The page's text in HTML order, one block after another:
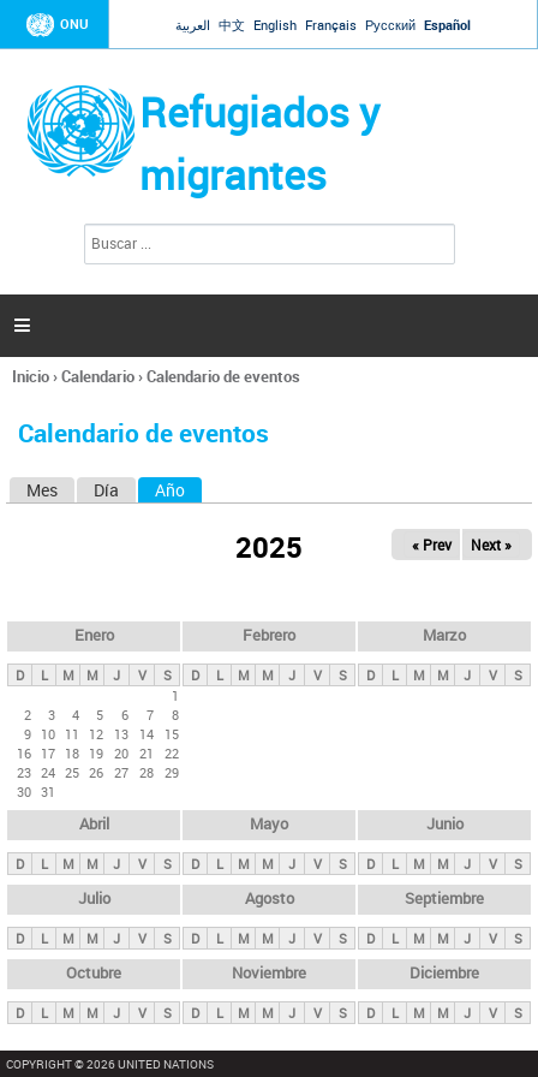
Jump to navigation
ONU العربية 中文 English Français Русский Español
Refugiados y
migrantes
l
d
s

Se
usted
Inicio›Calendario›Calendario de eventos
Calendario de eventos
s
p
n
c
i
p
l
e
s
Mes Día Año
2025 « Prev Next »
Enero
D L M M J V
S
1
2
3 4 5 6 7
8
9 10 11 12 13 14
15
16 17 18 19 20 21
22
23 24 25 26 27 28 29
30 31
Febrero
D L M M J V S
Marzo
D L M M J V S
Abril
D L M M J V S
Mayo
D L M M J V S
Junio
D L M M J V S
Julio
D L M M J V S
Agosto
D L M M J V S
Septiembre
D L M M J V S
Octubre
D L M M J V S
Noviembre
D L M M J V S
Diciembre
D L M M J V S
COPYRIGHT © 2026 UNITED NATIONS